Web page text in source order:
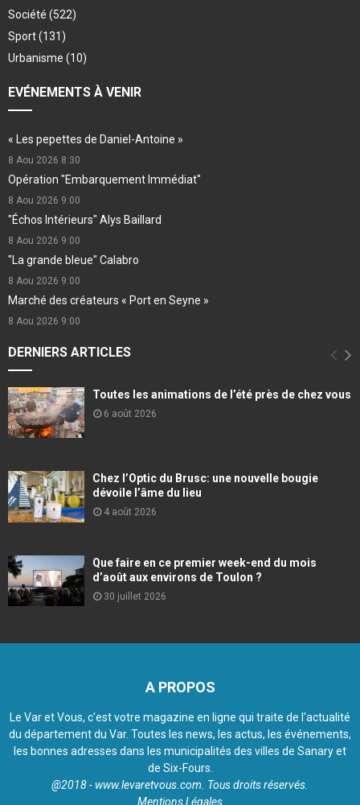
Société (522)
Sport(131)
Urbanisme (10)
EVÉNEMENTS À VENIR
« Les pepettes de Daniel-Antoine »
8 Aou 2026 8:30
Opération "Embarquement Immédiat"
8 Aou 2026 9:00
"Échos Intérieurs" Alys Baillard
8 Aou 2026 9:00
"La grande bleue" Calabro
8 Aou 2026 9:00
Marché des créateurs « Port en Seyne »
8 Aou 2026 9:00
DERNIERS ARTICLES
Toutes les animations de l’été près de chez vous
6 août 2026
Chez l’Optic du Brusc: une nouvelle bougie
dévoile l’âme du lieu
4 août 2026
Que faire en ce premier week-end du mois
d’août aux environs de Toulon ?
30 juillet 2026
A PROPOS
Le Var et Vous, c'est votre magazine en ligne qui traite de l'actualité
du département du Var. Toutes les news, les actus, les événements,
les bonnes adresses dans les municipalités des villes de Sanary et
de Six-Fours.
@2018 - www.levaretvous.com. Tous droits réservés.
Mentions Légales